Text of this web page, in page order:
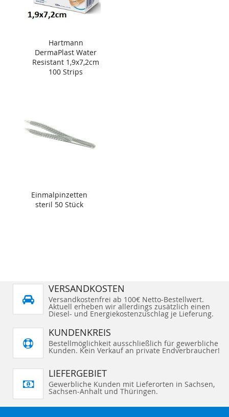
Hartmann
DermaPlast Water
Resistant 1,9x7,2cm
100 Strips
Einmalpinzetten
steril 50 Stück
VERSANDKOSTEN
Versandkostenfrei ab 100€ Netto-Bestellwert.
Aktuell erheben wir allerdings zusätzlich einen
Diesel- und Energiekostenzuschlag je Lieferung.
KUNDENKREIS
Bestellmöglichkeit ausschließlich für gewerbliche
Kunden. Kein Verkauf an private Endverbraucher!
LIEFERGEBIET
Gewerbliche Kunden mit Lieferorten in Sachsen,
Sachsen-Anhalt und Thüringen.